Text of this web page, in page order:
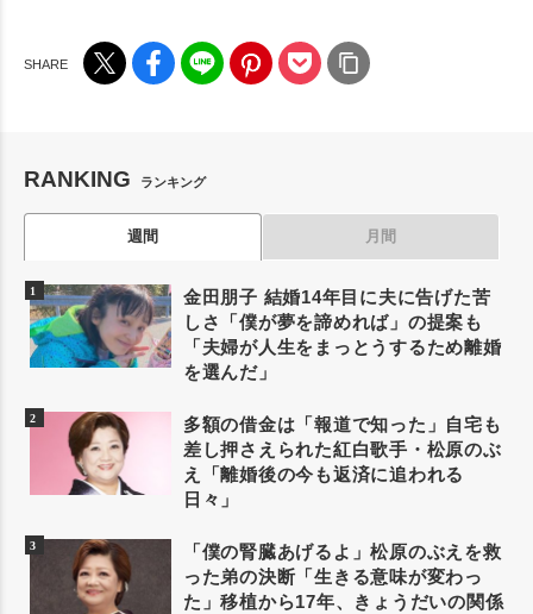
RANKING ランキング
週間 月間
金田朋子 結婚14年目に夫に告げた苦
しさ「僕が夢を諦めれば」の提案も
「夫婦が人生をまっとうするため離婚
を選んだ」
多額の借金は「報道で知った」自宅も
差し押さえられた紅白歌手・松原のぶ
え「離婚後の今も返済に追われる
日々」
「僕の腎臓あげるよ」松原のぶえを救
った弟の決断「生きる意味が変わっ
た」移植から17年、きょうだいの関係